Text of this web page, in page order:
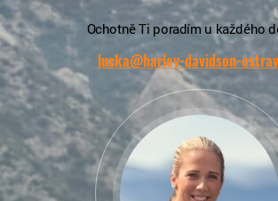
Ochotně Ti poradím u každého
lucka@harley-davidson-